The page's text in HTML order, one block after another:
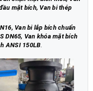
mặt bích, Van bi thép
Van bi lắp bích chuẩn
DN65, Van khóa mặt bích
ANSI 150LB.